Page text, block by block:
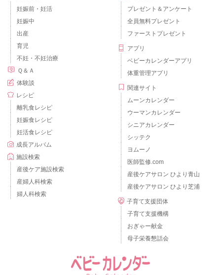
妊娠前・妊活
妊娠中
出産
育児
不妊・不妊治療
Ｑ＆Ａ
体験談
レシピ
離乳食レシピ
妊娠食レシピ
妊活食レシピ
成長アルバム
施設検索
産後ケア施設検索
産婦人科検索
婦人科検索
プレゼント＆アンケート
全員無料プレゼント
ファーストプレゼント
アプリ
ベビーカレンダーアプリ
体重管理アプリ
関連サイト
ムーンカレンダー
ウーマンカレンダー
シニアカレンダー
シッテク
ヨムーノ
医師監修.com
産後ケアサロン ひより青山
産後ケアサロン ひより芝浦
子育て支援団体
子育て支援機構
おぎゃー献金
母子栄養懇話会